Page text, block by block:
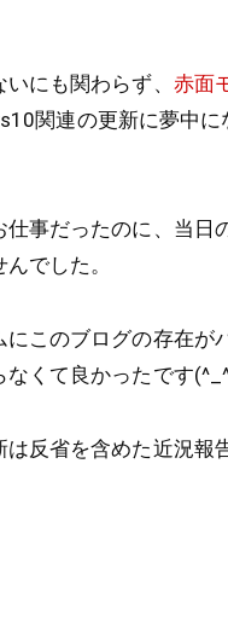
にも関わらず、 赤面
関連の更新に夢中
事だったのに、当
でした。
このブログの存在が
くて良かったです
反省を含めた近況報